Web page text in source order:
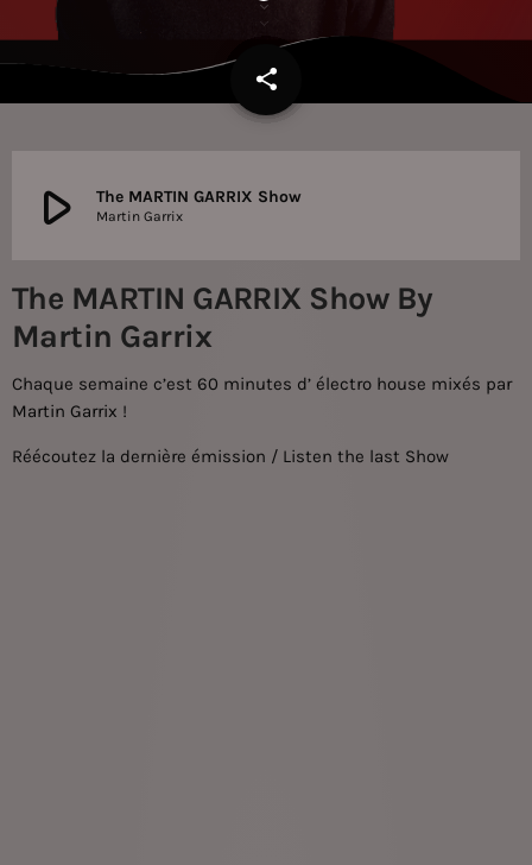
share
email
play_arrow The MARTIN GARRIX Show
Martin Garrix
The MARTIN GARRIX Show By
Martin Garrix
Chaque semaine c’est 60 minutes d’ électro house mixés par
Martin Garrix !
Réécoutez la dernière émission / Listen the last Show